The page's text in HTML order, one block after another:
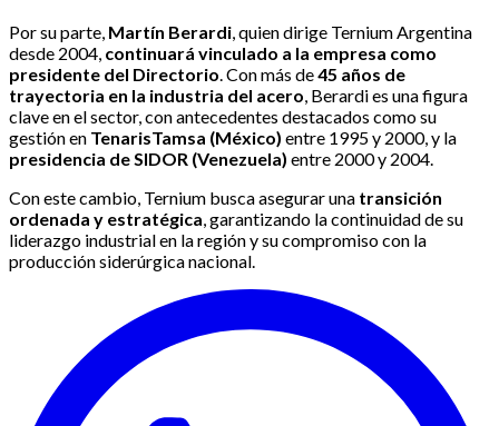
Por su parte, Martín Berardi , quien dirige Ternium Argentina
desde 2004, continuará vinculado a la empresa como
presidente del Directorio . Con más de45 años de
trayectoria en la industria del acero , Berardi es una figura
clave en el sector, con antecedentes destacados como su
gestión en TenarisTamsa (México) entre 1995 y 2000, y la
presidencia de SIDOR (Venezuela) entre 2000 y 2004.
Con este cambio, Ternium busca asegurar una transición
ordenada y estratégica , garantizando la continuidad de su
liderazgo industrial en la región y su compromiso con la
producción siderúrgica nacional.